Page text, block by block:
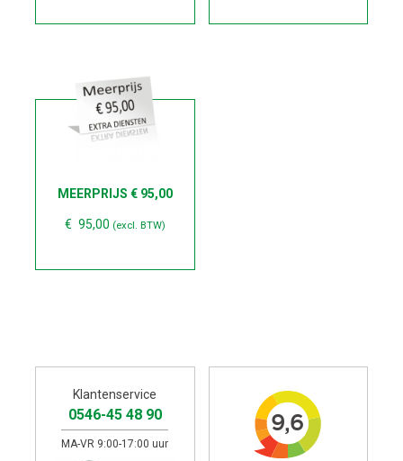
MEERPRIJS € 95,00
€ 95,00 (excl. BTW)
Klantenservice
0546-45 48 90
MA-VR 9:00-17:00 uur